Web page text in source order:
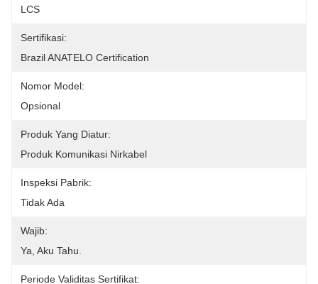
LCS
Sertifikasi:
Brazil ANATELO Certification
Nomor Model:
Opsional
Produk Yang Diatur:
Produk Komunikasi Nirkabel
Inspeksi Pabrik:
Tidak Ada
Wajib:
Ya, Aku Tahu.
Periode Validitas Sertifikat: